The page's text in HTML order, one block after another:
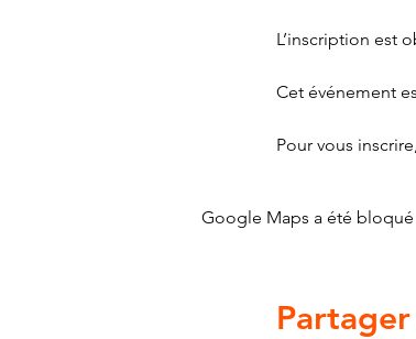
L’inscription est
Cet événement
Pour vous
Google Maps a été